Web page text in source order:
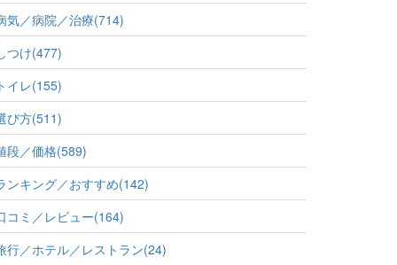
気／病院／治療(714)
つけ(477)
トイレ(155)
び方(511)
段／価格(589)
ンキング／おすすめ(142)
コミ／レビュー(164)
行／ホテル／レストラン(24)